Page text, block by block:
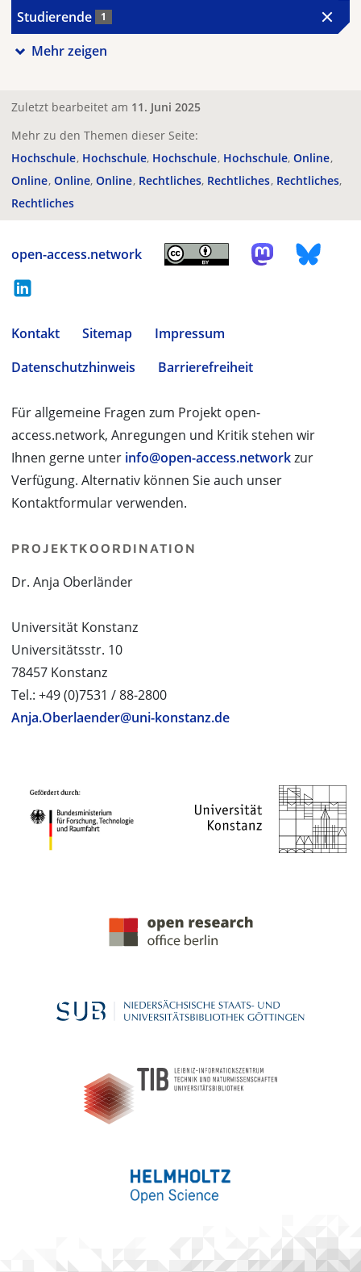
Studierende 1
Mehr zeigen
Zuletzt bearbeitet am 11. Juni 2025
Mehr zu den Themen dieser Seite:
Hochschule Hochschule Hochschule Hochschule Online
Online Online Online Rechtliches Rechtliches Rechtliches
Rechtliches
open-access.network
Kontakt Sitemap
Impressum
Datenschutzhinweis
Barrierefreiheit
Für allgemeine Fragen zum Projekt open-
access.network, Anregungen und Kritik stehen wir
Ihnen gerne unter info@open-access.networkzur
Verfügung. Alternativ können Sie auch unser
Kontaktformular verwenden.
PROJEKTKOORDINATION
Dr. Anja Oberländer
Universität Konstanz
Universitätsstr. 10
78457 Konstanz
Tel.: +49 (0)7531 / 88-2800
Anja.Oberlaender@uni-konstanz.de